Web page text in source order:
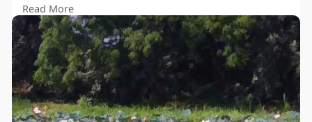
महर्षि कपिल पुरुष का उच्चारण करते हैं तो दोनों अर्थ एकसाथ ध्वनित
होते हैं,,आत्मा और परमात्मा,,और कपिल कोई ऐसे वैसे ऋषि नहीं हैं न
सांख्यदर्शन ऐसा ही कोई टीप कर दिया गया ग्रन्थ,, श्रीकृष्ण जब सिद्धों
की घोषणा करते हैं तो कहते हैं--सिद्धानां #कपिलो
अहम--सिद्धों में मैं
कपिल हूँ,, एक जगह कहते हैं-न च सांख्य समम् ज्ञानम--#सांख्य
बराबर उसके समान कोई ज्ञान नहीं है,, और सांख्य के ऋषि कपिल
कहते हैं पुरुष अर्थात आत्मा पुरुष अर्थात परमात्मा,,
तो जब भी दांति हथौड़ा के निशान वाले लाल रंग के अधम कहें पुरुष
प्रधान समाज--तब तब समझ लेना चाहिए ऐसे लोग जो#आत्मवानहैं
Read More